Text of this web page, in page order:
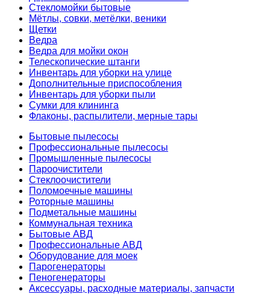
Стекломойки бытовые
Мётлы, совки, метёлки, веники
Щетки
Ведра
Ведра для мойки окон
Телескопические штанги
Инвентарь для уборки на улице
Дополнительные приспособления
Инвентарь для уборки пыли
Сумки для клининга
Флаконы, распылители, мерные тары
Бытовые пылесосы
Профессиональные пылесосы
Промышленные пылесосы
Пароочистители
Стеклоочистители
Поломоечные машины
Роторные машины
Подметальные машины
Коммунальная техника
Бытовые АВД
Профессиональные АВД
Оборудование для моек
Парогенераторы
Пеногенераторы
Аксессуары, расходные материалы, запчасти